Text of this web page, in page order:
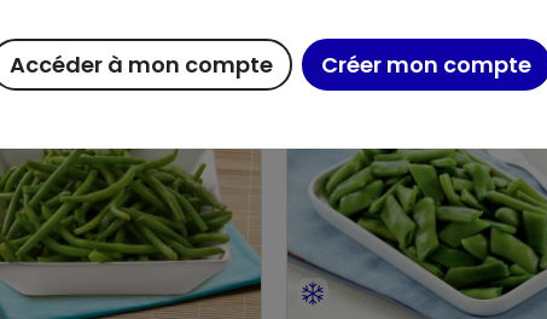
Accéder à mon compte Créer mon compte